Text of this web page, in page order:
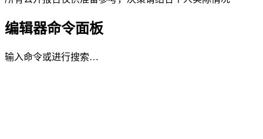
编辑器命令面板
输入命令或进行搜索…